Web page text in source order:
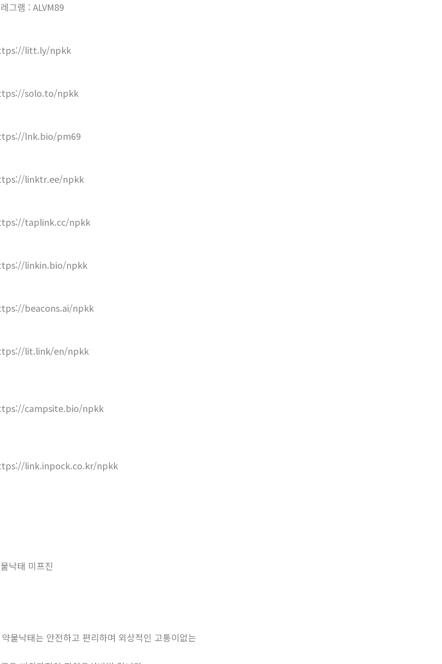
그램 : ALVM89
litt.ly/npkk
solo.to/npkk
lnk.bio/pm69
linktr.ee/npkk
taplink.cc/npkk
linkin.bio/npkk
beacons.ai/npkk
lit.link/en/npkk
campsite.bio/npkk
link.inpock.co.kr/npkk
낙태 미프진
물낙태는 안전하고 편리하며 외상적인 고통이없는